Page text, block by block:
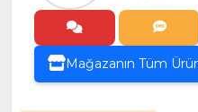
Mağazanın Tüm